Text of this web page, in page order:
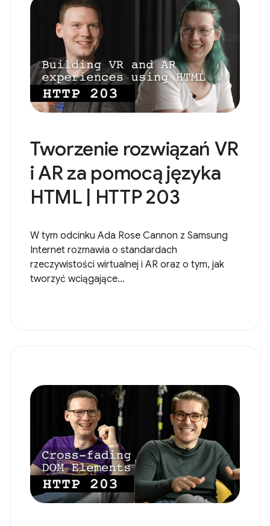
Tworzenie rozwiązań VR
i AR za pomocą języka
HTML | HTTP 203
W tym odcinku Ada Rose Cannon z Samsung
Internet rozmawia o standardach
rzeczywistości wirtualnej i AR oraz o tym, jak
tworzyć wciągające...